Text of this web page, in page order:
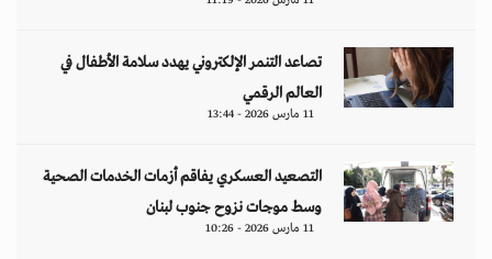
تصاعد التنمر الإلكتروني يهدد سلامة الأطفال في
العالم الرقمي
11 مارس 2026 - 13:44
التصعيد العسكري يفاقم أزمات الخدمات الصحية
وسط موجات نزوح جنوب لبنان
11 مارس 2026 - 10:26